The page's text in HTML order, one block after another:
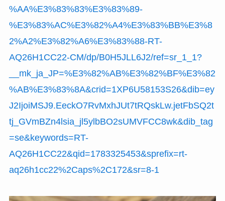
%AA%E3%83%83%E3%83%89-
%E3%83%AC%E3%82%A4%E3%83%BB%E3%8
2%A2%E3%82%A6%E3%83%88-RT-
AQ26H1CC22-CM/dp/B0H5JLL6J2/ref=sr_1_1?
__mk_ja_JP=%E3%82%AB%E3%82%BF%E3%82
%AB%E3%83%8A&crid=1XP6U58153S26&dib=ey
J2IjoiMSJ9.EeckO7RvMxhJUt7tRQskLw.jetFbSQ2t
tj_GVmBZn4lsia_jl5ylbBO2sUMVFCC8wk&dib_tag
=se&keywords=RT-
AQ26H1CC22&qid=1783325453&sprefix=rt-
aq26h1cc22%2Caps%2C172&sr=8-1